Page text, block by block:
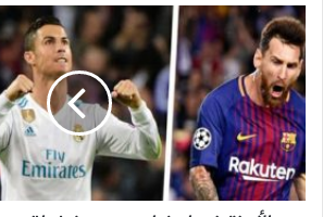
الأرچنتيني
ليونيل
ميسي
يفوز
بلقب
هداف